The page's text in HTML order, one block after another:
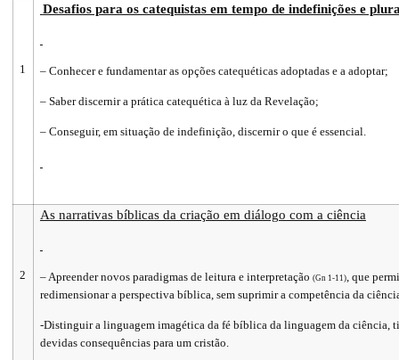
1
Desafios para os catequistas em tempo de indefinições e
– Conhecer e fundamentar as opções catequéticas adoptadas e a adoptar;
– Saber discernir a prática catequética à luz da Revelação;
– Conseguir, em situação de indefinição, discernir o que é essencial.
2
As narrativas bíblicas da criação em diálogo com a ciência
– Apreender novos paradigmas de leitura e interpretação (Gn 1-11), que
redimensionar a perspectiva bíblica, sem suprimir a competência da
-Distinguir a linguagem imagética da fé bíblica da linguagem da ciência,
devidas consequências para um cristão.